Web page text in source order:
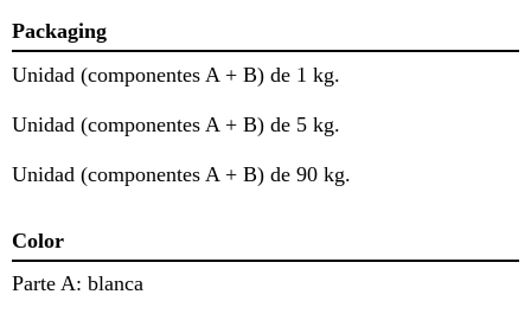
Packaging
Unidad (componentes A + B) de 1 kg.
Unidad (componentes A + B) de 5 kg.
Unidad (componentes A + B) de 90 kg.
Color
Parte A: blanca